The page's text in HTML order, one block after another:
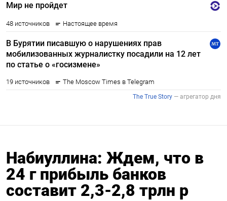
Набиуллина: Ждем, что в
24 г прибыль банков
составит 2,3-2,8 трлн р